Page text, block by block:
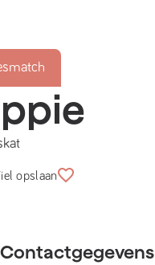
opslaan
Contactgegevens